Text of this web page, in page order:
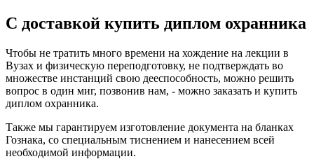
С доставкой купить диплом охранника
Чтобы не тратить много времени на хождение на лекции в
Вузах и физическую переподготовку, не подтверждать во
множестве инстанций свою дееспособность, можно решить
вопрос в один миг, позвонив нам, - можно заказать и купить
диплом охранника.
Также мы гарантируем изготовление документа на бланках
Гознака, со специальным тиснением и нанесением всей
необходимой информации.